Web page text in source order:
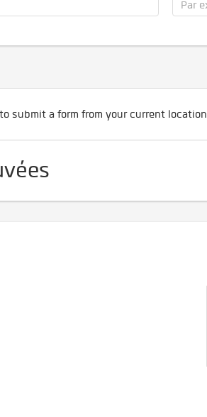
submit a form from your current location.